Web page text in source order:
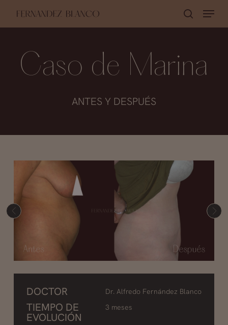
content
Menu
Caso de Marina
ANTES Y DESPUÉS
DOCTOR Dr. Alfredo Fernández Blanco
TIEMPO DE
EVOLUCIÓN
3 meses